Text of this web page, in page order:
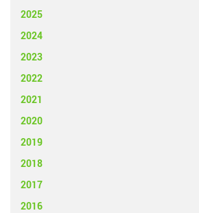
2025
2024
2023
2022
2021
2020
2019
2018
2017
2016